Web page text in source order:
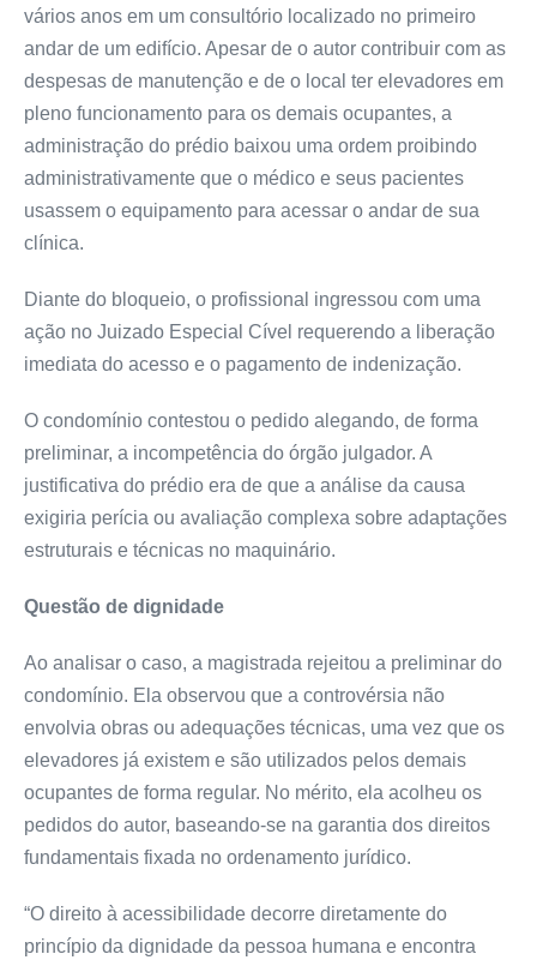
vários anos em um consultório localizado no primeiro
andar de um edifício. Apesar de o autor contribuir com as
despesas de manutenção e de o local ter elevadores em
pleno funcionamento para os demais ocupantes, a
administração do prédio baixou uma ordem proibindo
administrativamente que o médico e seus pacientes
usassem o equipamento para acessar o andar de sua
clínica.
Diante do bloqueio, o profissional ingressou com uma
ação no Juizado Especial Cível requerendo a liberação
imediata do acesso e o pagamento de indenização.
O condomínio contestou o pedido alegando, de forma
preliminar, a incompetência do órgão julgador. A
justificativa do prédio era de que a análise da causa
exigiria perícia ou avaliação complexa sobre adaptações
estruturais e técnicas no maquinário.
Questão de dignidade
Ao analisar o caso, a magistrada rejeitou a preliminar do
condomínio. Ela observou que a controvérsia não
envolvia obras ou adequações técnicas, uma vez que os
elevadores já existem e são utilizados pelos demais
ocupantes de forma regular. No mérito, ela acolheu os
pedidos do autor, baseando-se na garantia dos direitos
fundamentais fixada no ordenamento jurídico.
“O direito à acessibilidade decorre diretamente do
princípio da dignidade da pessoa humana e encontra